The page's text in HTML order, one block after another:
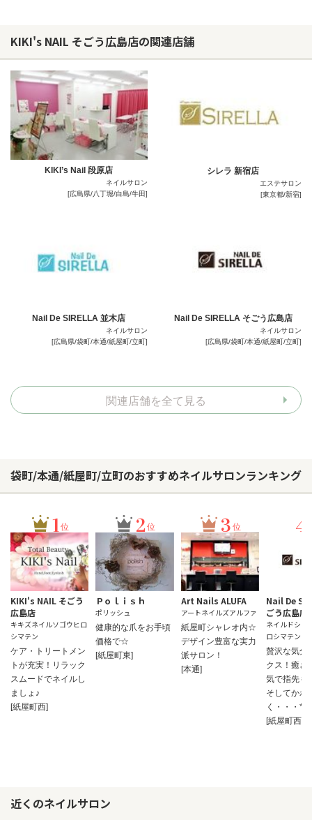
KIKI's NAIL そごう広島店の関連店舗
KIKI’s Nail 段原店
ネイルサロン
[広島県/八丁堀/白島/牛田]
シレラ 新宿店
エステサロン
[東京都/新宿]
Nail De SIRELLA 並木店
ネイルサロン
[広島県/袋町/本通/紙屋町/立町]
Nail De SIRELLA そごう広島店
ネイルサロン
[広島県/袋町/本通/紙屋町/立町]
関連店舗を全て見る
袋町/本通/紙屋町/立町のおすすめネイルサロンランキング
1位
KIKI's NAIL そごう
広島店
キキズネイルソゴウヒロ
シマテン
ケア・トリートメン
トが充実！リラック
スムードでネイルし
ましょ♪
[紙屋町西]
2 位
Ｐｏｌｉｓｈ
ポリッシュ
健康的な爪をお手頃
価格で☆
[紙屋町東]
3 位
Art Nails ALUFA
アートネイルズアルファ
紙屋町シャレオ内☆
デザイン豊富な実力
派サロン！
[本通]
4
Nail De
ごう広島店
ネイルドシレ
ロシマテン
贅沢な気分
クス！癒さ
気で指先も
そしてかわ
く・・・*
[紙屋町西]
近くのネイルサロン